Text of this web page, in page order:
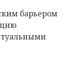
барьером